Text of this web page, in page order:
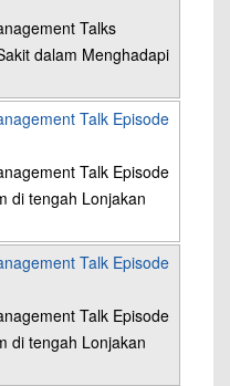
Talks
dalam Menghadapi
Talk Episode
Talk Episode
di tengah Lonjakan
Talk Episode
Talk Episode
di tengah Lonjakan